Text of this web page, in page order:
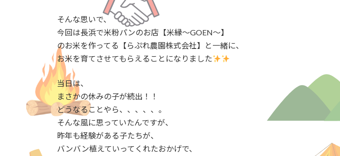
そんな思いで、
今回は長浜で米粉パンのお店【米縁〜GOEN〜】
のお米を作ってる【らぷれ農園株式会社】と一緒に、
お米を育てさせてもらえることになりました
当日は、
まさかの休みの子が続出！！
どうなることやら、、、、、。
そんな風に思っていたんですが、
昨年も経験がある子たちが、
バンバン植えていってくれたおかげで、